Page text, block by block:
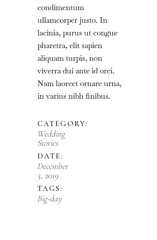
condimentum
ullamcorper justo. In
lacinia, purus ut congue
pharetra, elit sapien
aliquam turpis, non
viverra dui ante id orci.
Nam laoreet ornare urna,
in varius nibh finibus.
CATEGORY:
Wedding
Stories
DATE:
December
5, 2019
TAGS:
Big-day